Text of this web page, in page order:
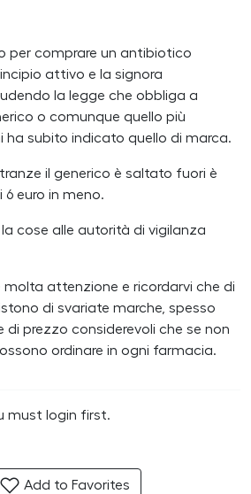
per comprare un antibiotico
attivo e la signora
la legge che obbliga a
o comunque quello più
ha subito indicato quello di marca.
il generico è saltato fuori è
euro in meno.
cose alle autorità di vigilanza
molta attenzione e ricordarvi che di
di svariate marche, spesso
di prezzo considerevoli che se non
ordinare in ogni farmacia.
must login first.
Add to Favorites